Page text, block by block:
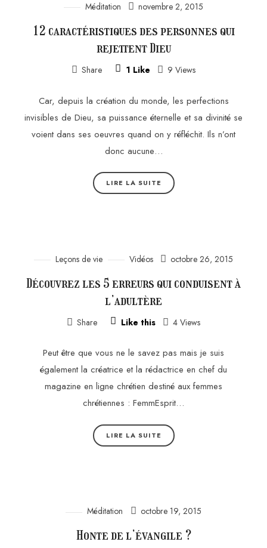
Méditation novembre 2, 2015
12 caractéristiques des personnes qui
rejettent Dieu
Share 1 Like 9 Views
Car, depuis la création du monde, les perfections
invisibles de Dieu, sa puissance éternelle et sa divinité se
voient dans ses oeuvres quand on y réfléchit. Ils n’ont
donc aucune…
LIRE LA SUITE
Leçons de vie Vidéos octobre 26, 2015
Découvrez les 5 erreurs qui conduisent à
l’adultère
Share Like this 4 Views
Peut être que vous ne le savez pas mais je suis
également la créatrice et la rédactrice en chef du
magazine en ligne chrétien destiné aux femmes
chrétiennes : FemmEsprit…
LIRE LA SUITE
Méditation octobre 19, 2015
Honte de l’évangile ?